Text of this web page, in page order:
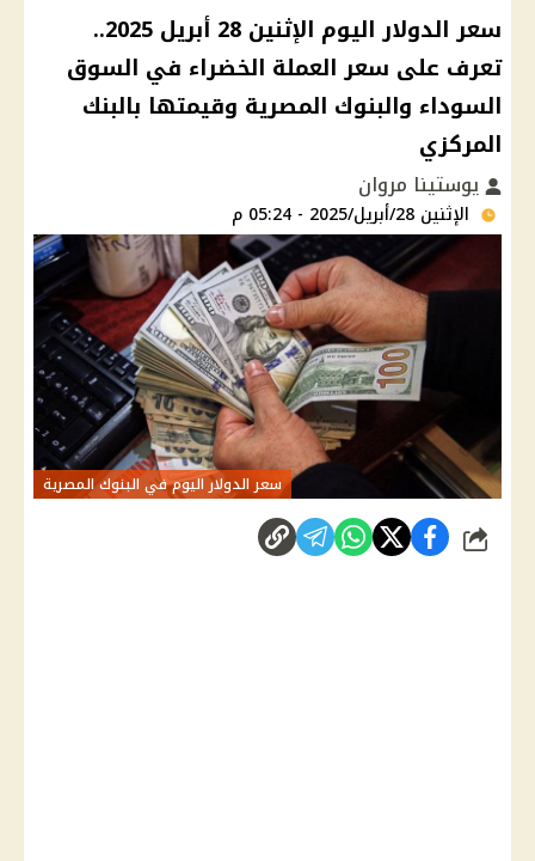
سعر الدولار اليوم الإثنين 28 أبريل 2025..
تعرف على سعر العملة الخضراء في السوق
السوداء والبنوك المصرية وقيمتها بالبنك
المركزي
يوستينا مروان
الإثنين 28/أبريل/2025 - 05:24 م
سعر الدولار اليوم في البنوك المصرية
شارك